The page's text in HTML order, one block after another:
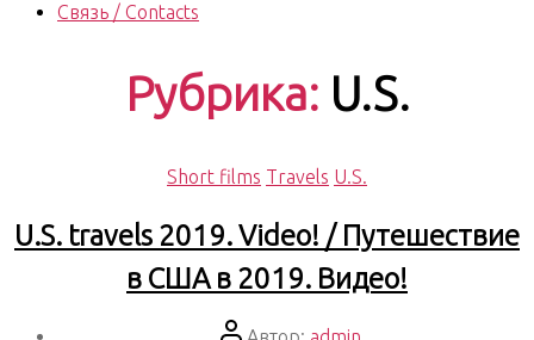
Связь / Contacts
Рубрика: U.S.
Рубрики
Short films Travels U.S.
U.S. travels 2019. Video! / Путешествие
в США в 2019. Видео!
Автор